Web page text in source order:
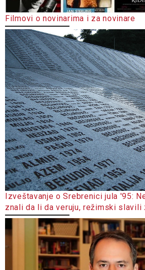
Filmovi o novinarima i za novinare
Izveštavanje o Srebrenici jula '95:
znali da li da veruju, režimski slavili